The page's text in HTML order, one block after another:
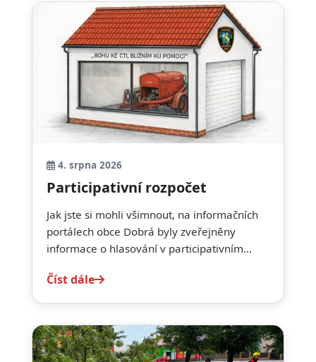
4. srpna 2026
Participativní rozpočet
Jak jste si mohli všimnout, na informačních
portálech obce Dobrá byly zveřejněny
informace o hlasování v participativním...
Číst dále